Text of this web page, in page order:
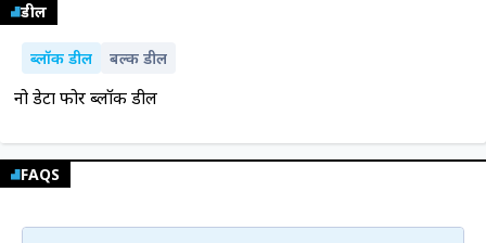
डील
ब्लॉक डील बल्क डील
नो डेटा फोर ब्लॉक डील
FAQS